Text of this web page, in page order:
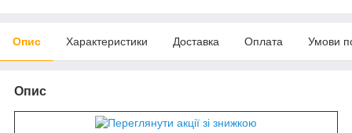
Опис Характеристики Доставка Оплата Умови
Опис